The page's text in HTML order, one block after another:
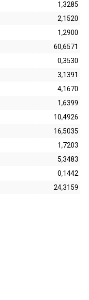
1,3285
2,1520
1,2900
60,6571
0,3530
3,1391
4,1670
1,6399
10,4926
16,5035
1,7203
5,3483
0,1442
24,3159